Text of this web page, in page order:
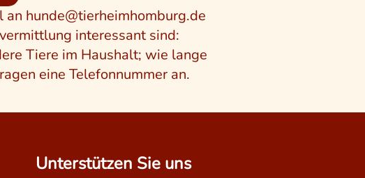
hunde@tierheimhomburg.de
interessant sind:
Tiere im Haushalt; wie lange
eine Telefonnummer an.
Unterstützen Sie uns